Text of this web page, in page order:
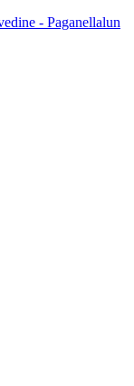
- Paganellalun